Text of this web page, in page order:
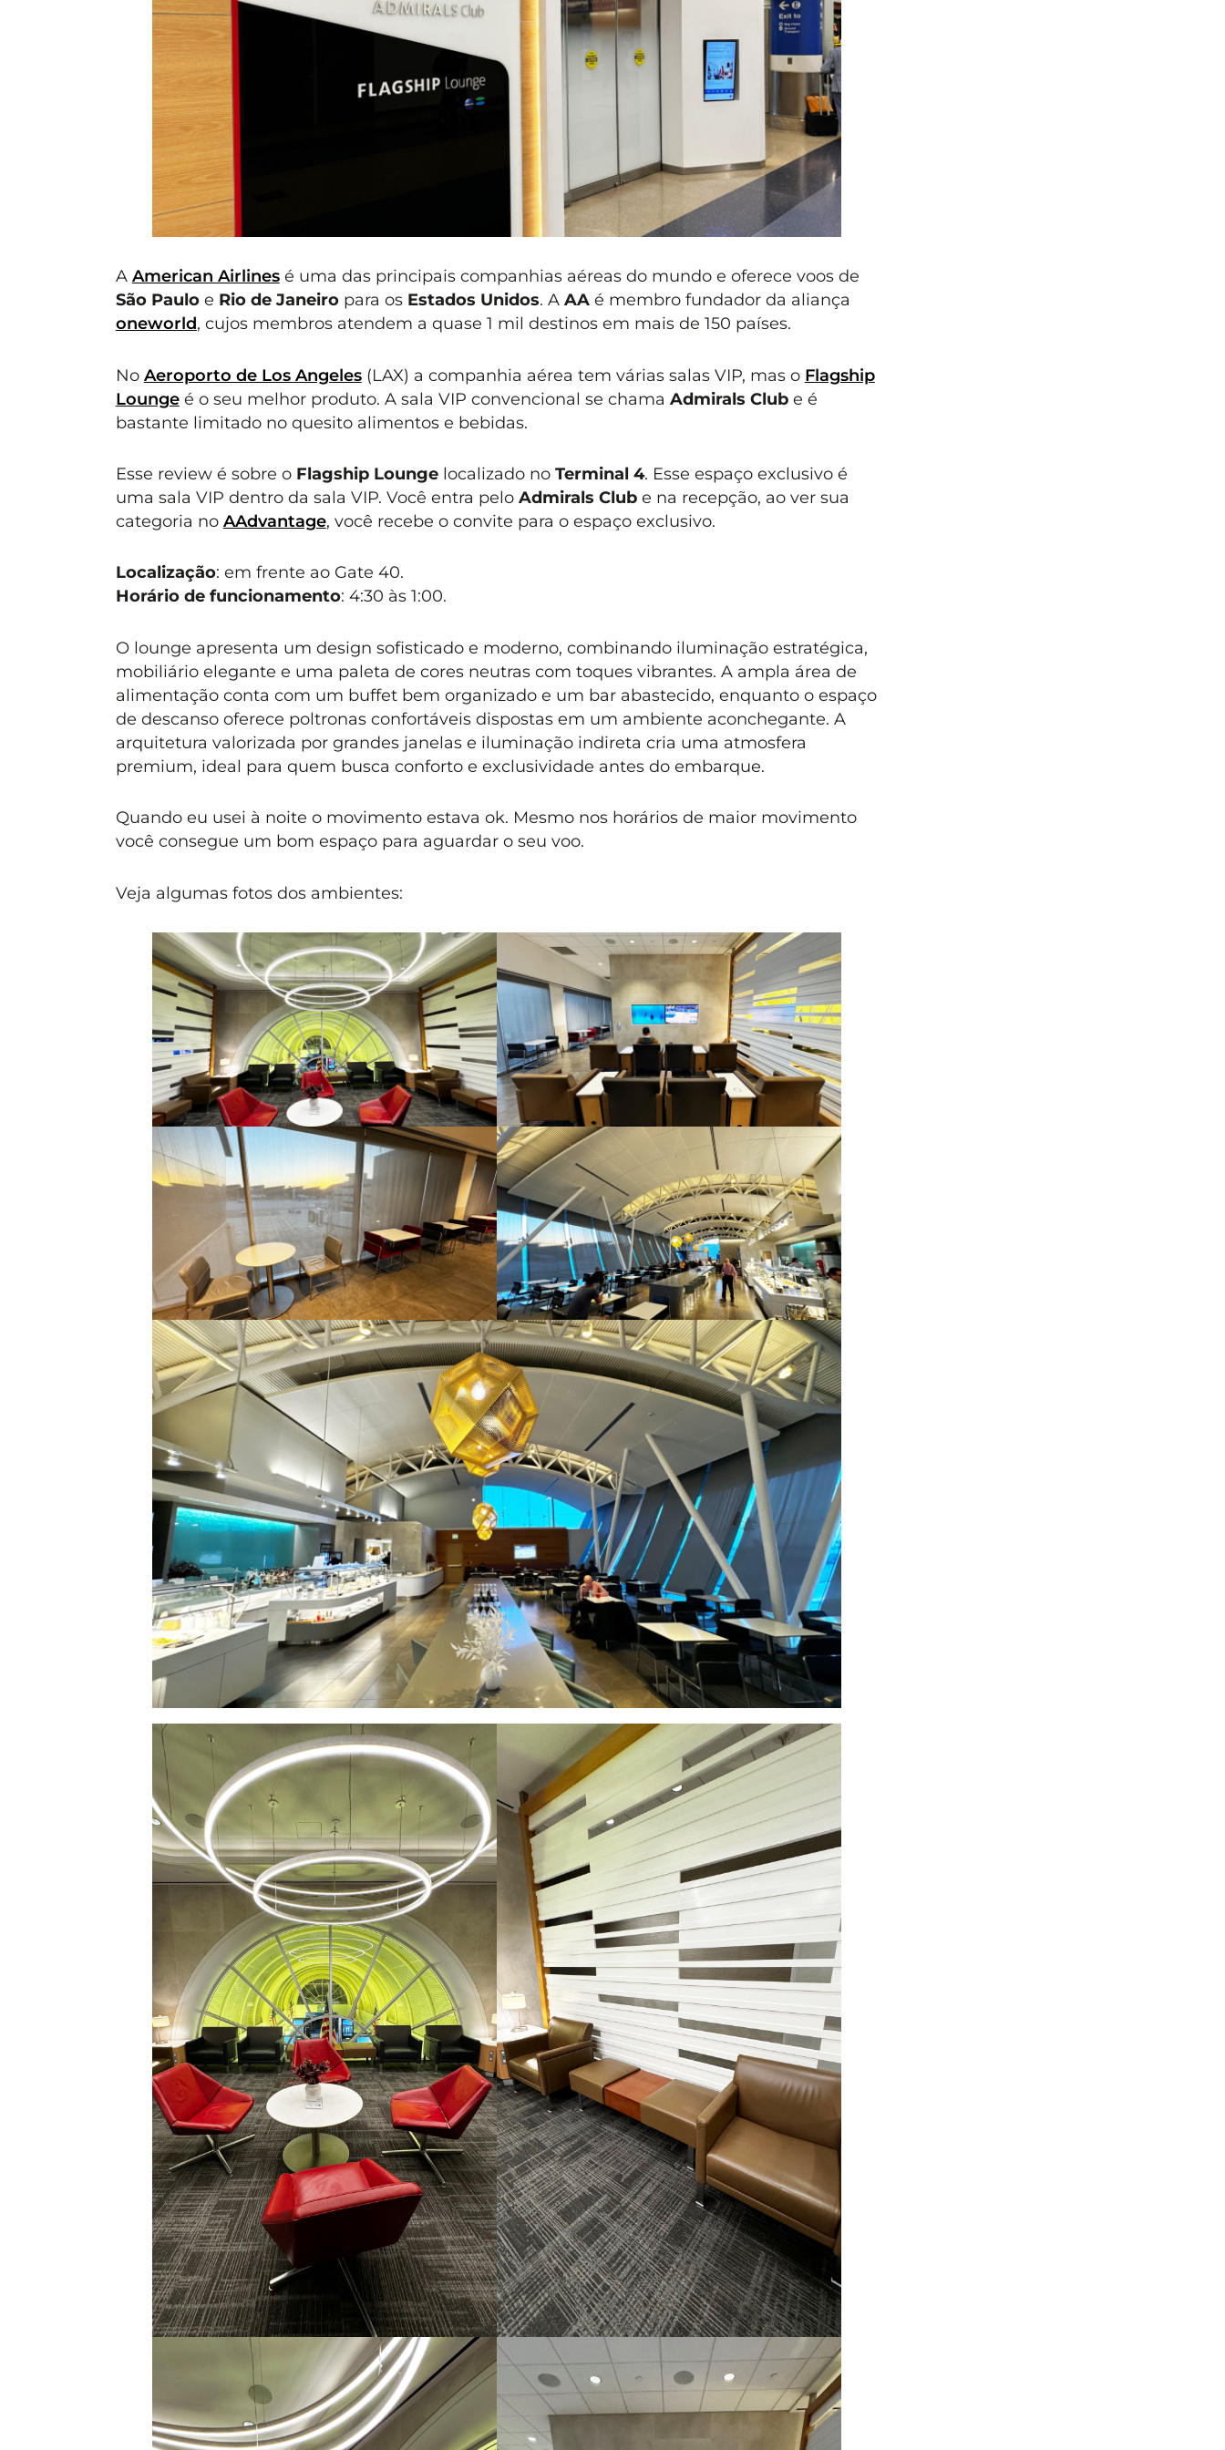
A American Airlinesé uma das principais companhias aéreas do mundo e oferece voos de
São Pauloe Rio de Janeiropara os Estados Unidos. A AAé membro fundador da aliança
oneworld, cujos membros atendem a quase 1 mil destinos em mais de 150 países.
No Aeroporto de Los Angeles(LAX) a companhia aérea tem várias salas VIP, mas o Flagship
Loungeé o seu melhor produto. A sala VIP convencional se chama Admirals Clube é
bastante limitado no quesito alimentos e bebidas.
Esse review é sobre o Flagship Loungelocalizado no Terminal 4. Esse espaço exclusivo é
uma sala VIP dentro da sala VIP. Você entra pelo Admirals Clube na recepção, ao ver sua
categoria no AAdvantage, você recebe o convite para o espaço exclusivo.
Localização: em frente ao Gate 40.
Horário de funcionamento: 4:30 às 1:00.
O lounge apresenta um design sofisticado e moderno, combinando iluminação estratégica,
mobiliário elegante e uma paleta de cores neutras com toques vibrantes. A ampla área de
alimentação conta com um buffet bem organizado e um bar abastecido, enquanto o espaço
de descanso oferece poltronas confortáveis dispostas em um ambiente aconchegante. A
arquitetura valorizada por grandes janelas e iluminação indireta cria uma atmosfera
premium, ideal para quem busca conforto e exclusividade antes do embarque.
Quando eu usei à noite o movimento estava ok. Mesmo nos horários de maior movimento
você consegue um bom espaço para aguardar o seu voo.
Veja algumas fotos dos ambientes: